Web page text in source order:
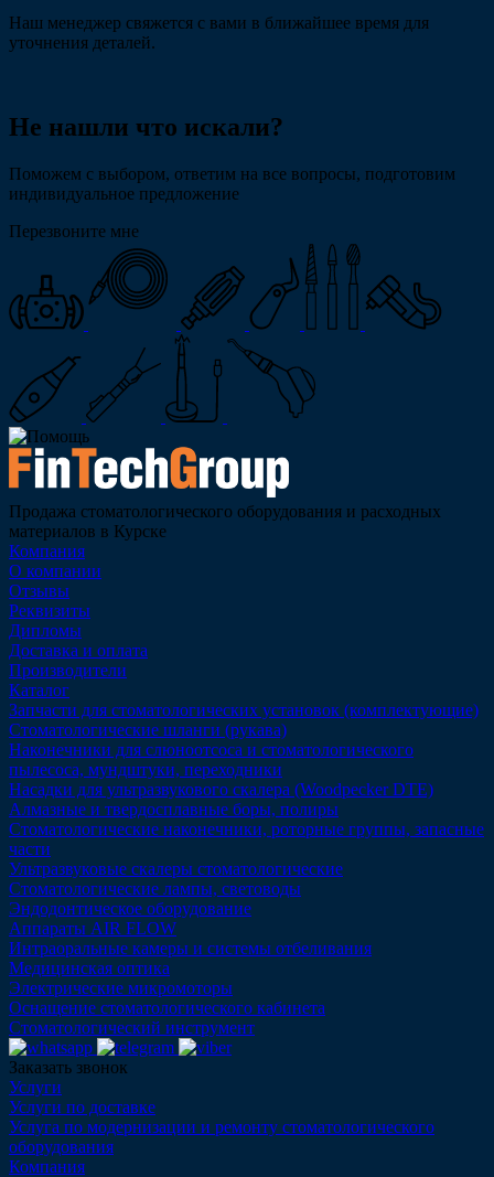
Наш менеджер свяжется с вами в ближайшее время для
уточнения деталей.
Не нашли что искали?
Поможем с выбором, ответим на все вопросы, подготовим
индивидуальное предложение
Перезвоните мне
Продажа стоматологического оборудования и расходных
материалов в Курске
Компания
О компании
Отзывы
Реквизиты
Дипломы
Доставка и оплата
Производители
Каталог
Запчасти для стоматологических установок (комплектующие)
Стоматологические шланги (рукава)
Наконечники для слюноотсоса и стоматологического
пылесоса, мундштуки, переходники
Насадки для ультразвукового скалера (Woodpecker DTE)
Алмазные и твердосплавные боры, полиры
Стоматологические наконечники, роторные группы, запасные
части
Ультразвуковые скалеры стоматологические
Стоматологические лампы, световоды
Эндодонтическое оборудование
Аппараты AIR FLOW
Интраоральные камеры и системы отбеливания
Медицинская оптика
Электрические микромоторы
Оснащение стоматологического кабинета
Стоматологический инструмент
Заказать звонок
Услуги
Услуги по доставке
Услуга по модернизации и ремонту стоматологического
оборудования
Компания